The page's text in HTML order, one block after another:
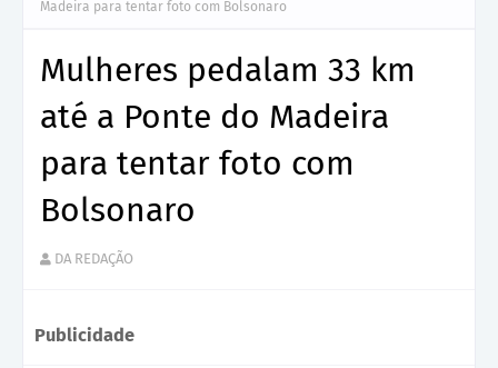
Madeira para tentar foto com Bolsonaro
Mulheres pedalam 33 km
até a Ponte do Madeira
para tentar foto com
Bolsonaro
DA REDAÇÃO
Publicidade